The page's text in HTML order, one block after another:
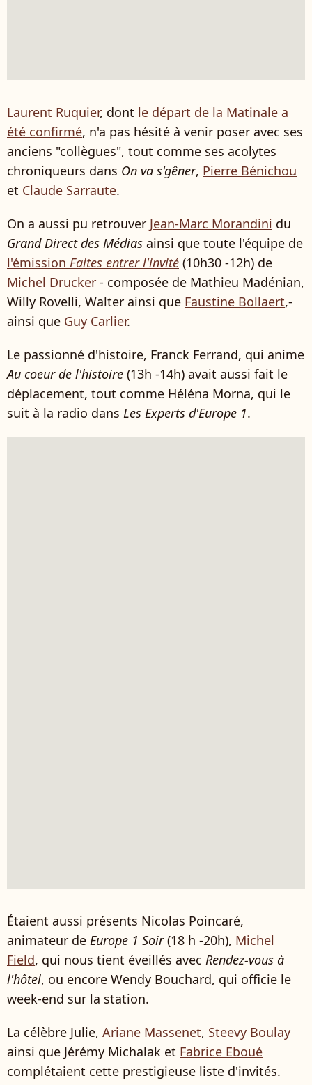
Laurent Ruquier, dont le départ de la Matinale a
été confirmé, n'a pas hésité à venir poser avec ses
anciens "collègues", tout comme ses acolytes
chroniqueurs dans On va s'gêner, Pierre Bénichou
et Claude Sarraute.
On a aussi pu retrouver Jean-Marc Morandini du
Grand Direct des Médias ainsi que toute l'équipe de
l'émission Faites entrer l'invité (10h30 -12h) de
Michel Drucker - composée de Mathieu Madénian,
Willy Rovelli, Walter ainsi que Faustine Bollaert,-
ainsi que Guy Carlier.
Le passionné d'histoire, Franck Ferrand, qui anime
Au coeur de l'histoire (13h -14h) avait aussi fait le
déplacement, tout comme Héléna Morna, qui le
suit à la radio dans Les Experts d'Europe 1.
Étaient aussi présents Nicolas Poincaré,
animateur de Europe 1 Soir(18 h -20h), Michel
Field, qui nous tient éveillés avec Rendez-vous à
l'hôtel, ou encore Wendy Bouchard, qui officie le
week-end sur la station.
La célèbre Julie, Ariane Massenet, Steevy Boulay
ainsi que Jérémy Michalak et Fabrice Eboué
complétaient cette prestigieuse liste d'invités.